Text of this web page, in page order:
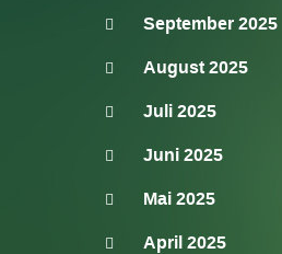
September 2025
August 2025
Juli 2025
Juni 2025
Mai 2025
April 2025